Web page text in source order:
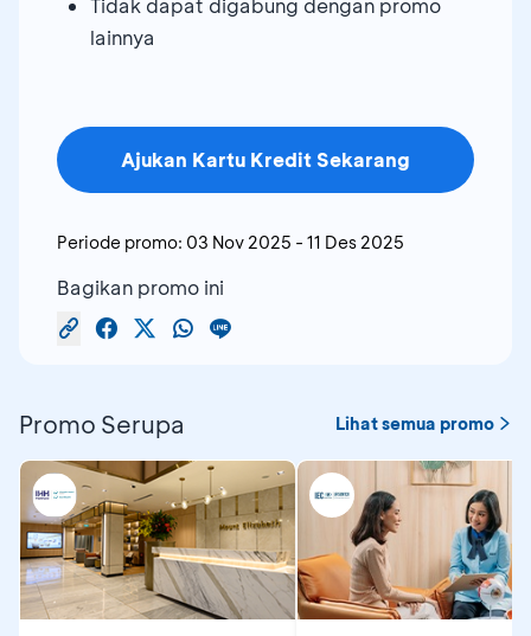
Tidak dapat digabung dengan promo
lainnya
Ajukan Kartu Kredit Sekarang
Periode promo: 03 Nov 2025 - 11 Des 2025
Bagikan promo ini
Promo Serupa Lihat semua promo